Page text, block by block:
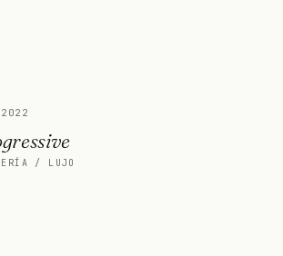
2022
/ LUJO